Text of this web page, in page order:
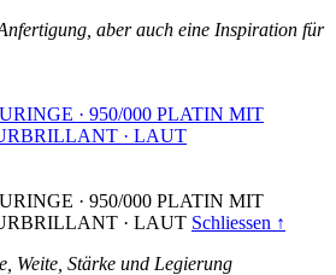
aber auch eine Inspiration für
· 950/000 PLATIN MIT
· LAUT
· 950/000 PLATIN MIT
· LAUT Schliessen ↑
Weite, Stärke und Legierung